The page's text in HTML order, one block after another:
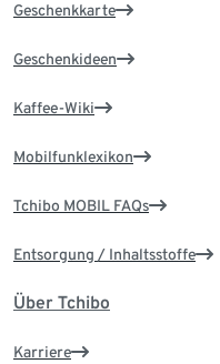
Geschenkkarte
Geschenkideen
Kaffee-Wiki
Mobilfunklexikon
Tchibo MOBIL FAQs
Entsorgung / Inhaltsstoffe
Über Tchibo
Karriere